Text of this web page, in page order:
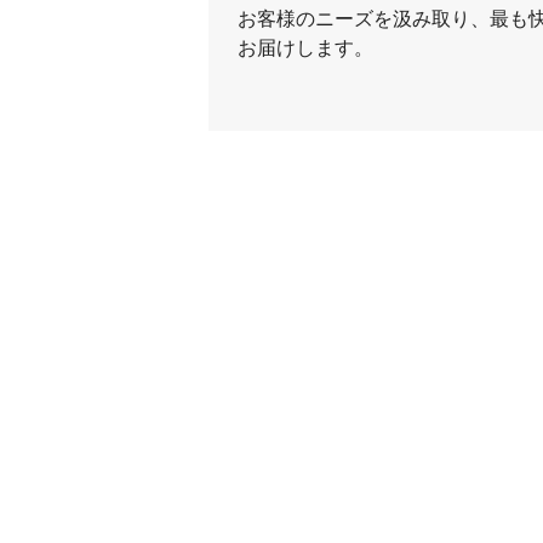
お客様のニーズを汲み取り、最も
お届けします。